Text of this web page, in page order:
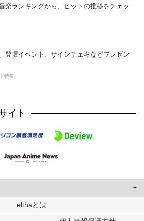
楽ランキングから、ヒットの推移をチェッ
登壇イベント、サインチェキなどプレゼン
特集
イト
して、ユーザーに合わせたコンテンツや広告の
elthaとは